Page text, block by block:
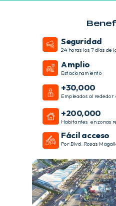
Fácil acceso
Por Blvd. Rosas
Seguridad
24 horas los 7 días de
Amplio
Estacionamiento
+30,000
Empleados al
+200,000
Habitantes en zonas